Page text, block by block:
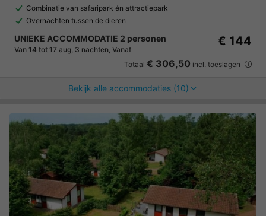
Combinatie van safaripark én attractiepark
Overnachten tussen de dieren
UNIEKE ACCOMMODATIE 2 personen
Van 14 tot 17 aug, 3 nachten, Vanaf
€ 144
Totaal € 306,50 incl. toeslagen
Bekijk alle accommodaties (10)